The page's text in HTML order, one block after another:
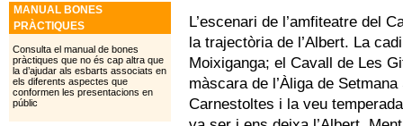
L’escenari de l’amfiteatre del
la trajectòria de l’Albert. La
Moixiganga; el Cavall de Les
màscara de l’Àliga de
Carnestoltes i la veu
MANUAL BONES
PRÀCTIQUES
Consulta el manual de bones
pràctiques que no és cap altra que
la d’ajudar als esbarts associats en
els diferents aspectes que
conformen les presentacions en
públic